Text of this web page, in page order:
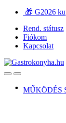
Ugrás
navigációhoz
Ugrás
tartalomra
🎁 G2026
Rend. státusz
Fiókom
Kapcsolat
OpenClose
MŰKÖDÉS